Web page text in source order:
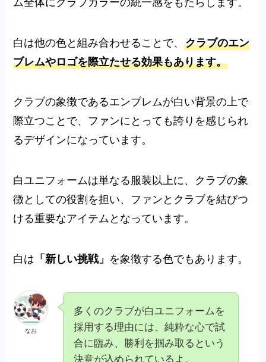
白は他の色と組み合わせることで、クラブのエン
ブレムやロゴを際立たせる効果もあります。
クラブの象徴であるエンブレムが白い背景の上で
際立つことで、ファンにとっても誇りを感じられ
るデザインになっています。
白ユニフォームは単なる服装以上に、クラブの象
徴としての役割を担い、ファンとクラブを結びつ
ける重要なアイテムとなっています。
白は 「新しい挑戦」 を象徴する色でもあります。
なお
多くのクラブが白ユニフォームを
採用する理由には、純粋な心で試
合に臨み、勝利を掴み取るという
決意が込められているよ。